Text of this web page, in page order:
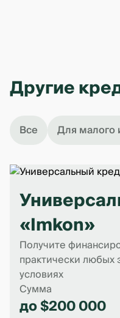
Другие
Все Для малого
«Imkon»
Получите
практически любых
условиях
Сумма
до $200 000